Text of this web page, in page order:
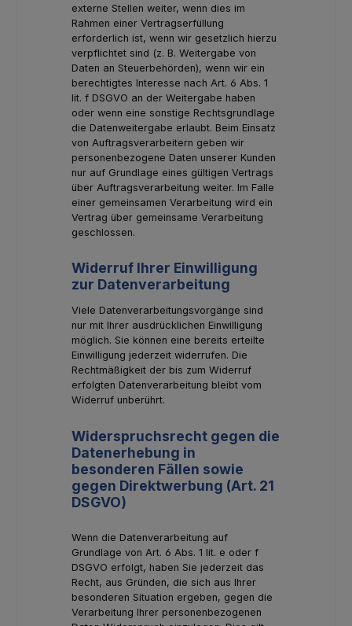
externe Stellen weiter, wenn dies im
Rahmen einer Vertragserfüllung
erforderlich ist, wenn wir gesetzlich hierzu
verpflichtet sind (z. B. Weitergabe von
Daten an Steuerbehörden), wenn wir ein
berechtigtes Interesse nach Art. 6 Abs. 1
lit. f DSGVO an der Weitergabe haben
oder wenn eine sonstige Rechtsgrundlage
die Datenweitergabe erlaubt. Beim Einsatz
von Auftragsverarbeitern geben wir
personenbezogene Daten unserer Kunden
nur auf Grundlage eines gültigen Vertrags
über Auftragsverarbeitung weiter. Im Falle
einer gemeinsamen Verarbeitung wird ein
Vertrag über gemeinsame Verarbeitung
geschlossen.
Widerruf Ihrer Einwilligung
zur Datenverarbeitung
Viele Datenverarbeitungsvorgänge sind
nur mit Ihrer ausdrücklichen Einwilligung
möglich. Sie können eine bereits erteilte
Einwilligung jederzeit widerrufen. Die
Rechtmäßigkeit der bis zum Widerruf
erfolgten Datenverarbeitung bleibt vom
Widerruf unberührt.
Widerspruchsrecht gegen die
Datenerhebung in
besonderen Fällen sowie
gegen Direktwerbung (Art. 21
DSGVO)
Wenn die Datenverarbeitung auf
Grundlage von Art. 6 Abs. 1 lit. e oder f
DSGVO erfolgt, haben Sie jederzeit das
Recht, aus Gründen, die sich aus Ihrer
besonderen Situation ergeben, gegen die
Verarbeitung Ihrer personenbezogenen